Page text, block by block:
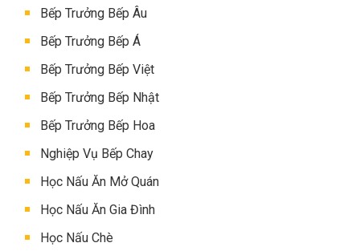
Bếp Trưởng Bếp Âu
Bếp Trưởng Bếp Á
Bếp Trưởng Bếp Việt
Bếp Trưởng Bếp Nhật
Bếp Trưởng Bếp Hoa
Nghiệp Vụ Bếp Chay
Học Nấu Ăn Mở Quán
Học Nấu Ăn Gia Đình
Học Nấu Chè